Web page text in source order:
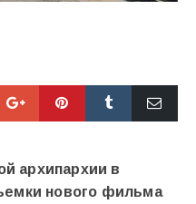
архипархии в
нового фильма